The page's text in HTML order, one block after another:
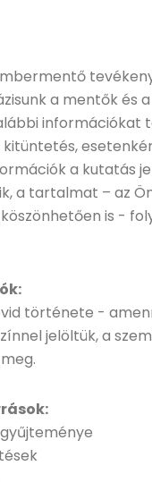
a mentők és
információkat
kitüntetés,
a kutatás
a tartalmat – az
is -
története -
jelöltük, a